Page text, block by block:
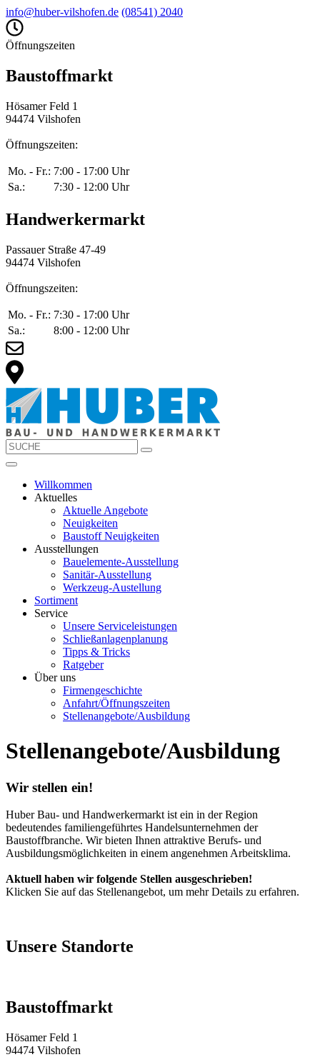
info@huber-vilshofen.de (08541) 2040
Öffnungszeiten
Baustoffmarkt
Hösamer Feld 1
94474 Vilshofen
Öffnungszeiten:
Mo. - Fr.: 7:00 - 17:00 Uhr
Sa.:
7:30 - 12:00 Uhr
Handwerkermarkt
Passauer Straße 47-49
94474 Vilshofen
Öffnungszeiten:
Mo. - Fr.: 7:30 - 17:00 Uhr
Sa.:
8:00 - 12:00 Uhr
Willkommen
Aktuelles
Aktuelle Angebote
Neuigkeiten
Baustoff Neuigkeiten
Ausstellungen
Bauelemente-Ausstellung
Sanitär-Ausstellung
Werkzeug-Austellung
Sortiment
Service
Unsere Serviceleistungen
Schließanlagenplanung
Tipps & Tricks
Ratgeber
Über uns
Firmengeschichte
Anfahrt/Öffnungszeiten
Stellenangebote/Ausbildung
Stellenangebote/Ausbildung
Wir stellen ein!
Huber Bau- und Handwerkermarkt ist ein in der Region
bedeutendes familiengeführtes Handelsunternehmen der
Baustoffbranche. Wir bieten Ihnen attraktive Berufs- und
Ausbildungsmöglichkeiten in einem angenehmen Arbeitsklima.
Aktuell haben wir folgende Stellen ausgeschrieben!
Klicken Sie auf das Stellenangebot, um mehr Details zu erfahren.
Unsere Standorte
Baustoffmarkt
Hösamer Feld 1
94474 Vilshofen